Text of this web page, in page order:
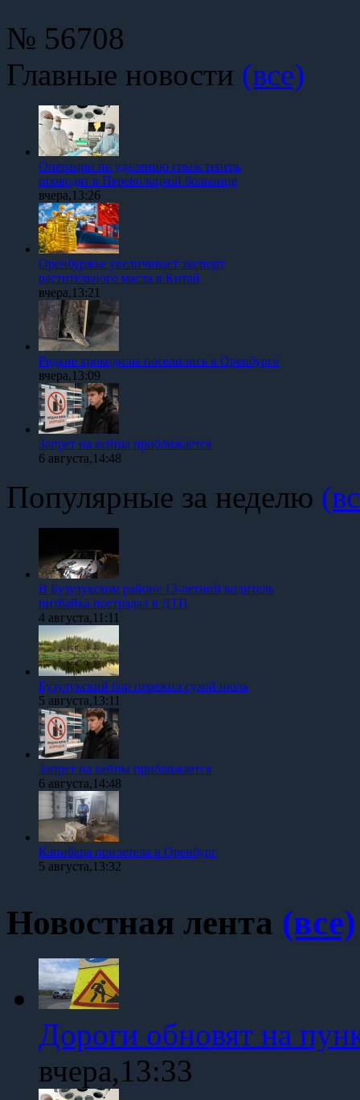
№ 56708
Главные новости (все)
Операции по удалению грыж теперь
проводят в Переволоцкой больнице
вчера,13:26
Оренбуржье увеличивает экспорт
растительного масла в Китай
вчера,13:21
Редкие крокодилы поселились в Оренбурге
вчера,13:09
Запрет на вейпы приближается
6 августа,14:48
Популярные за неделю
В Бузулукском районе 13-летний водитель
питбайка пострадал в ДТП
4 августа,11:11
Бузулукский бор пережил сухой июль
5 августа,13:11
Запрет на вейпы приближается
6 августа,14:48
Капибара прилетела в Оренбург
5 августа,13:32
Новостная лента (все)
Дороги обновят на
вчера,13:33